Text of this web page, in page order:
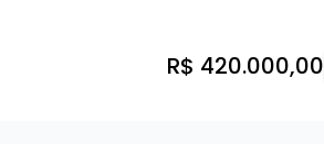
R$ 420.000,00